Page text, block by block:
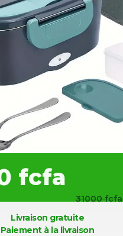
fcfa
31000 fcfa
Livraison gratuite
Paiement à la livraison